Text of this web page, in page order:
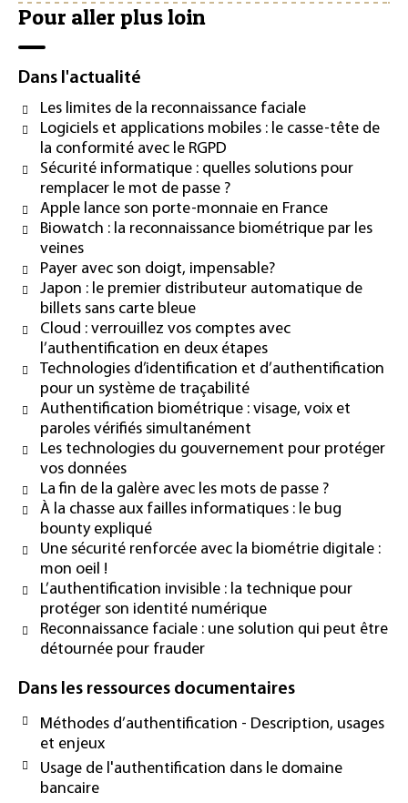
Pour aller plus loin
Dans l'actualité
Les limites de la reconnaissance faciale
Logiciels et applications mobiles : le casse-tête de
la conformité avec le RGPD
Sécurité informatique : quelles solutions pour
remplacer le mot de passe ?
Apple lance son porte-monnaie en France
Biowatch : la reconnaissance biométrique par les
veines
Payer avec son doigt, impensable?
Japon : le premier distributeur automatique de
billets sans carte bleue
Cloud : verrouillez vos comptes avec
l’authentification en deux étapes
Technologies d’identification et d’authentification
pour un système de traçabilité
Authentification biométrique : visage, voix et
paroles vérifiés simultanément
Les technologies du gouvernement pour protéger
vos données
La fin de la galère avec les mots de passe ?
À la chasse aux failles informatiques : le bug
bounty expliqué
Une sécurité renforcée avec la biométrie digitale :
mon oeil !
L’authentification invisible : la technique pour
protéger son identité numérique
Reconnaissance faciale : une solution qui peut être
détournée pour frauder
Dans les ressources documentaires
Méthodes d’authentification - Description, usages
et enjeux
Usage de l'authentification dans le domaine
bancaire